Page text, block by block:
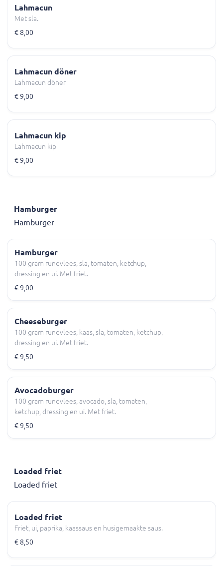
Lahmacun
Met sla.
€ 8,00
Lahmacun döner
Lahmacun döner
€ 9,00
Lahmacun kip
Lahmacun kip
€ 9,00
Hamburger
Hamburger
Hamburger
100 gram rundvlees, sla, tomaten, ketchup,
dressing en ui. Met friet.
€ 9,00
Cheeseburger
100 gram rundvlees, kaas, sla, tomaten, ketchup,
dressing en ui. Met friet.
€ 9,50
Avocadoburger
100 gram rundvlees, avocado, sla, tomaten,
ketchup, dressing en ui. Met friet.
€ 9,50
Loaded friet
Loaded friet
Loaded friet
Friet, ui, paprika, kaassaus en husigemaakte saus.
€ 8,50